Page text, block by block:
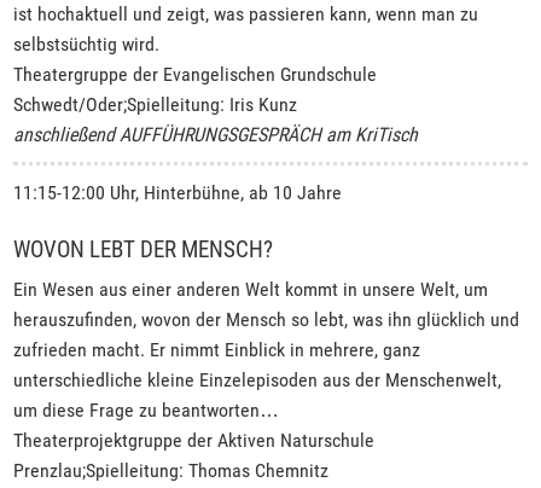
ist hochaktuell und zeigt, was passieren kann, wenn man zu
selbstsüchtig wird.
Theatergruppe der Evangelischen Grundschule
Schwedt/Oder;Spielleitung: Iris Kunz
anschließend AUFFÜHRUNGSGESPRÄCH am KriTisch
11:15-12:00 Uhr, Hinterbühne, ab 10 Jahre
WOVON LEBT DER MENSCH?
Ein Wesen aus einer anderen Welt kommt in unsere Welt, um
herauszufinden, wovon der Mensch so lebt, was ihn glücklich und
zufrieden macht. Er nimmt Einblick in mehrere, ganz
unterschiedliche kleine Einzelepisoden aus der Menschenwelt,
um diese Frage zu beantworten…
Theaterprojektgruppe der Aktiven Naturschule
Prenzlau;Spielleitung: Thomas Chemnitz